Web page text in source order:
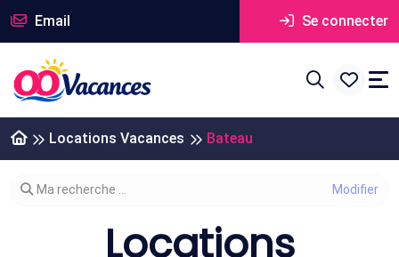
Email Se connecter
Locations Vacances Bateau
Modifier votre recherche
Ma recherche ...
Locations